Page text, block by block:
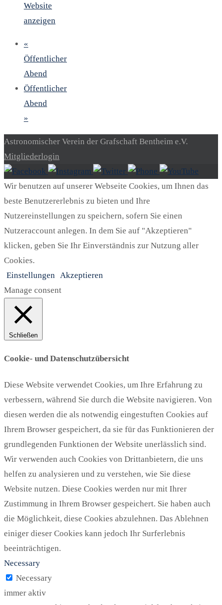
Website
anzeigen
«
Öffentlicher
Abend
Öffentlicher
Abend
»
Astronomischer Verein der Grafschaft Bentheim e.V.
Mitgliederlogin
Wir benutzen auf unserer Webseite Cookies, um Ihnen das
beste Benutzererlebnis zu bieten und Ihre
Nutzereinstellungen zu speichern, sofern Sie einen
Nutzeraccount anlegen. In dem Sie auf "Akzeptieren"
klicken, geben Sie Ihr Einverständnis zur Nutzung aller
Cookies.
Einstellungen Akzeptieren
Manage consent
Schließen
Cookie- und Datenschutzübersicht
Diese Website verwendet Cookies, um Ihre Erfahrung zu
verbessern, während Sie durch die Website navigieren. Von
diesen werden die als notwendig eingestuften Cookies auf
Ihrem Browser gespeichert, da sie für das Funktionieren der
grundlegenden Funktionen der Website unerlässlich sind.
Wir verwenden auch Cookies von Drittanbietern, die uns
helfen zu analysieren und zu verstehen, wie Sie diese
Website nutzen. Diese Cookies werden nur mit Ihrer
Zustimmung in Ihrem Browser gespeichert. Sie haben auch
die Möglichkeit, diese Cookies abzulehnen. Das Ablehnen
einiger dieser Cookies kann jedoch Ihr Surferlebnis
beeinträchtigen.
Necessary
Necessary
immer aktiv